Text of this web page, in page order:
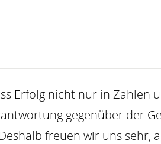
Erfolg nicht nur in Zahlen
gegenüber der
freuen wir uns sehr,